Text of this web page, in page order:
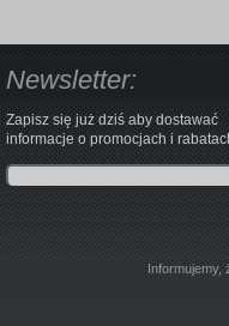
Newsletter:
Zapisz się już dziś aby dostawać
informacje o promocjach i
Informujemy,